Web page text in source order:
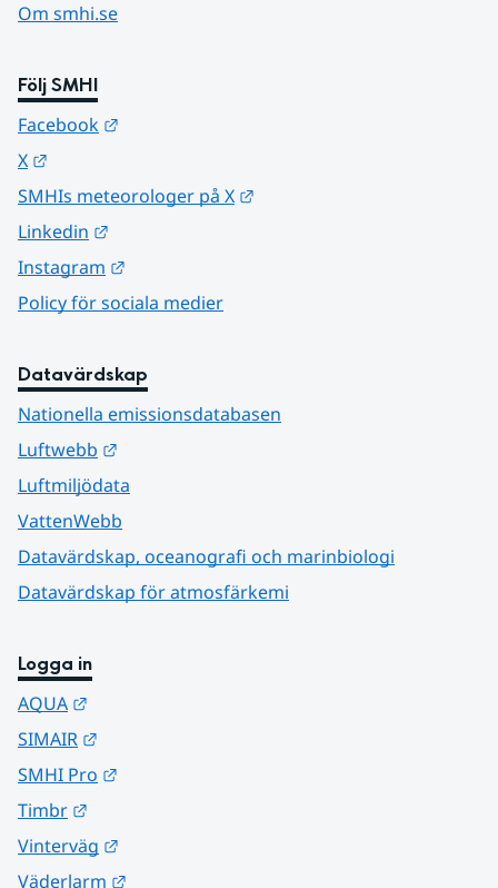
Om smhi.se
Följ SMHI
Facebook
X
SMHIs meteorologer på X
Linkedin
Instagram
Policy för sociala medier
Datavärdskap
Nationella emissionsdatabasen
Luftwebb
Luftmiljödata
VattenWebb
Datavärdskap, oceanografi och marinbiologi
Datavärdskap för atmosfärkemi
Logga in
AQUA
SIMAIR
SMHI Pro
Timbr
Vinterväg
Väderlarm